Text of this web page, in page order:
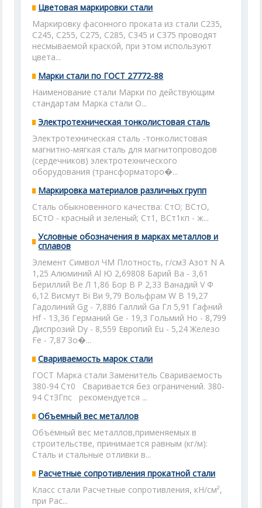
Цветовая маркировки стали
Маркировку фасонного проката из стали С235,
С245, С255, С275, С285, С345 и С375 проводят
несмываемой краской, при этом используют
цвета...
Марки стали по ГОСТ 27772-88
Наименование стали Марки по действующим
стандартам Марка стали О...
Электротехническая тонколистовая сталь
Электротехническая сталь -тонколистовая
магнитно-мягкая сталь для магнитопроводов
(сердечников) электротехнического
оборудования (трансформаторо�...
Маркировка материалов различных групп
Сталь обыкновенного качества: СтО; ВСтО,
БСтО - красный и зеленый; Ст1, ВСт1кп - ж...
Условные обозначения в марках металлов и
сплавов
Элемент Символ ЧМ Плотность, г/см3 Азот N А
1,25 Алюминий Аl Ю 2,69808 Барий Ва - 3,61
Бериллий Ве Л 1,86 Бор В Р 2,33 Ванадий V Ф
6,12 Висмут Вi Ви 9,79 Вольфрам W В 19,27
Гадолиний Gg - 7,886 Галлий Ga Гл 5,91 Гафний
Hf - 13,36 Германий Ge - 19,3 Гольмий Но - 8,799
Диспрозий Dy - 8,559 Европий Eu - 5,24 Железо
Fe - 7,87 Зо�...
Свариваемость марок стали
ГОСТ Марка стали Заменитель Свариваемость
380-94 Ст0 Сваривается без ограничений. 380-
94 СтЗГпс рекомендуется ...
Объемный вес металлов
Объёмный вес металлов,применяемых в
строительстве, принимается равным (кг/м):
Сталь и стальные отливки в...
Расчетные сопротивления прокатной стали
Класс стали Расчетные сопротивления, кН/см²,
при Рас...